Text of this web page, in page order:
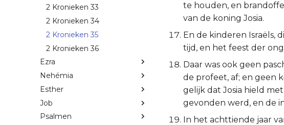
2 Kronieken 33
2 Kronieken 34
2 Kronieken 35
2 Kronieken 36
Ezra
Nehémia
Esther
Job
Psalmen
te houden, en
van de koning Josia.
En de kinderen Israëls,
tijd, en het feest der
Daar was ook geen
de profeet, af; en geen
gelijk dat Josia hield
gevonden werd, en de
In het achttiende jaar